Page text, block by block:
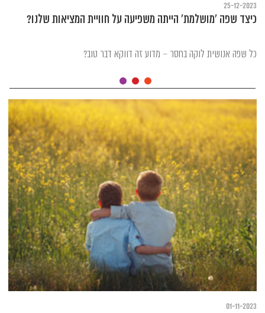
25-12-2023
כיצד שפה 'מושלמת' הייתה משפיעה על חוויית המציאות שלנו?
כל שפה אנושית לוקה בחסר – מדוע זה דווקא דבר טוב?
01-11-2023